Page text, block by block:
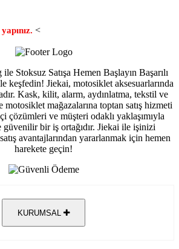
yapınız. <
Stoksuz Satışa Hemen Başlayın Başarılı
keşfedin! Jiekai, motosiklet aksesuarlarında
Kask, kilit, alarm, aydınlatma, tekstil ve
mağazalarına toptan satış hizmeti
çözümleri ve müşteri odaklı yaklaşımıyla
bir iş ortağıdır. Jiekai ile işinizi
avantajlarından yararlanmak için hemen
harekete geçin!
KURUMSAL